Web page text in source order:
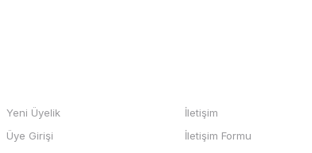
ve odeme kolay , büyük
Yeni Üyelik
Üye Girişi
İletişim
İletişim Formu